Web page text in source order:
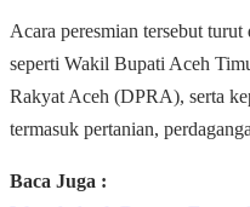
Acara peresmian tersebut
seperti Wakil Bupati Aceh
Rakyat Aceh (DPRA), serta
termasuk pertanian,
Baca Juga :